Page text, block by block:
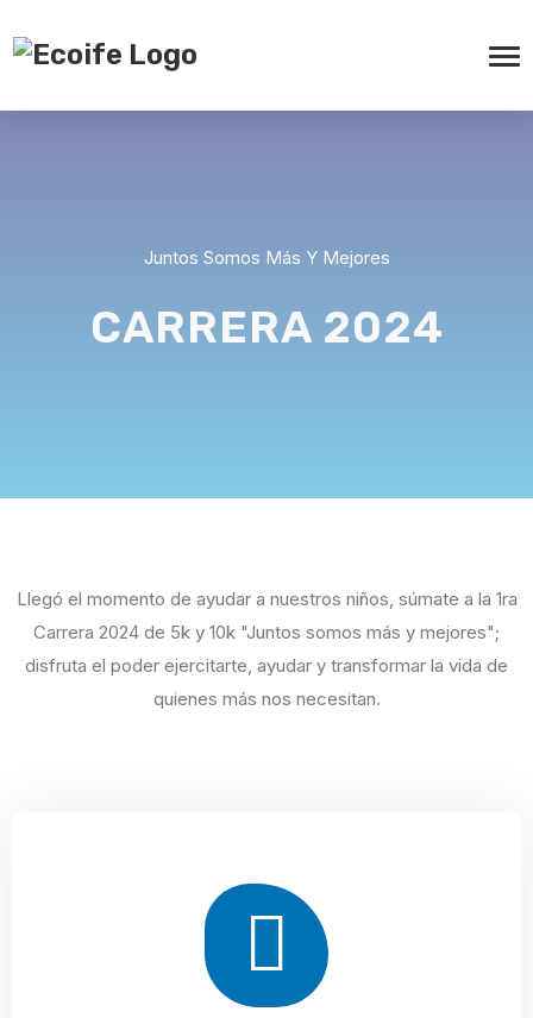
Juntos Somos Más Y Mejores
CARRERA 2024
Llegó el momento de ayudar a nuestros niños, súmate a la 1ra
Carrera 2024 de 5k y 10k "Juntos somos más y mejores";
disfruta el poder ejercitarte, ayudar y transformar la vida de
quienes más nos necesitan.